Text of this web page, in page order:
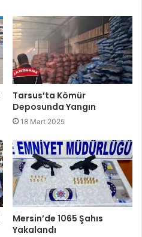
Tarsus’ta Kömür
Deposunda Yangın
18 Mart 2025
Mersin’de 1065 Şahıs
Yakalandı